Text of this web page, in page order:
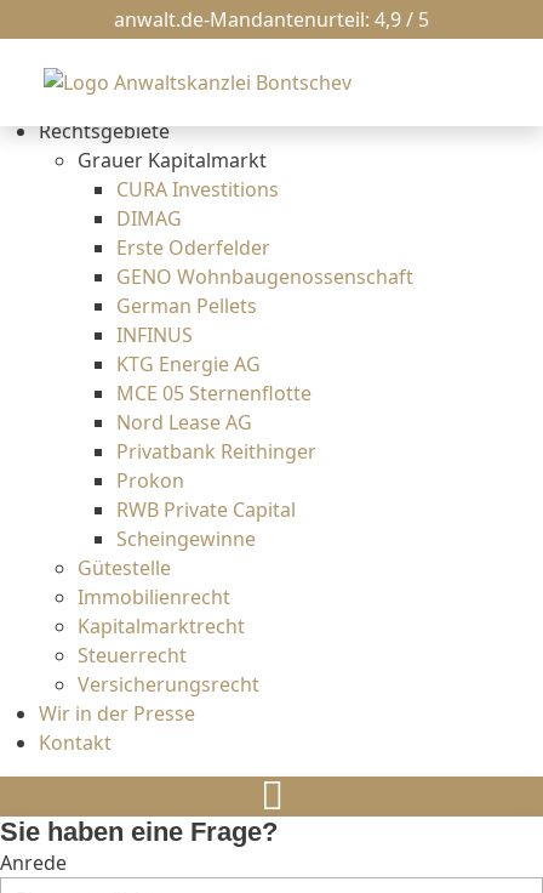
Kanzlei
Erbrecht
Bankrecht
Rechtsgebiete
Grauer Kapitalmarkt
CURA Investitions
DIMAG
Erste Oderfelder
GENO Wohnbaugenossenschaft
German Pellets
INFINUS
KTG Energie AG
MCE 05 Sternenflotte
Nord Lease AG
Privatbank Reithinger
Prokon
RWB Private Capital
Scheingewinne
Gütestelle
Immobilienrecht
Kapitalmarktrecht
Steuerrecht
Versicherungsrecht
Wir in der Presse
Kontakt
Sie haben eine Frage?
Anrede
anwalt.de-Mandantenurteil: 4,9 / 5